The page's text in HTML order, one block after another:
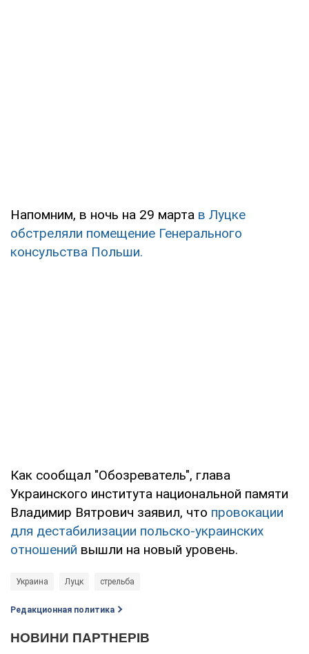
Напомним, в ночь на 29 марта в Луцке
обстреляли помещение Генерального
консульства Польши.
Как сообщал "Обозреватель", глава
Украинского института национальной памяти
Владимир Вятрович заявил, что провокации
для дестабилизации польско-украинских
отношений вышли на новый уровень.
Украина Луцк стрельба
Редакционная политика